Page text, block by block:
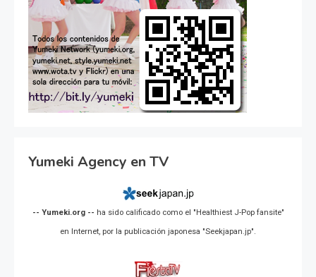
Yumeki Agency en TV
-- Yumeki.org -- ha sido calificado como el "Healthiest J-Pop fansite"
en Internet, por la publicación japonesa "Seekjapan.jp".